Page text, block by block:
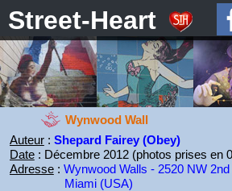
Street-Heart
Wynwood Wall
Auteur: Shepard Fairey (Obey)
Date: Décembre 2012 (photos prises en
Adresse: Wynwood Walls - 2520 NW
Miami (USA)